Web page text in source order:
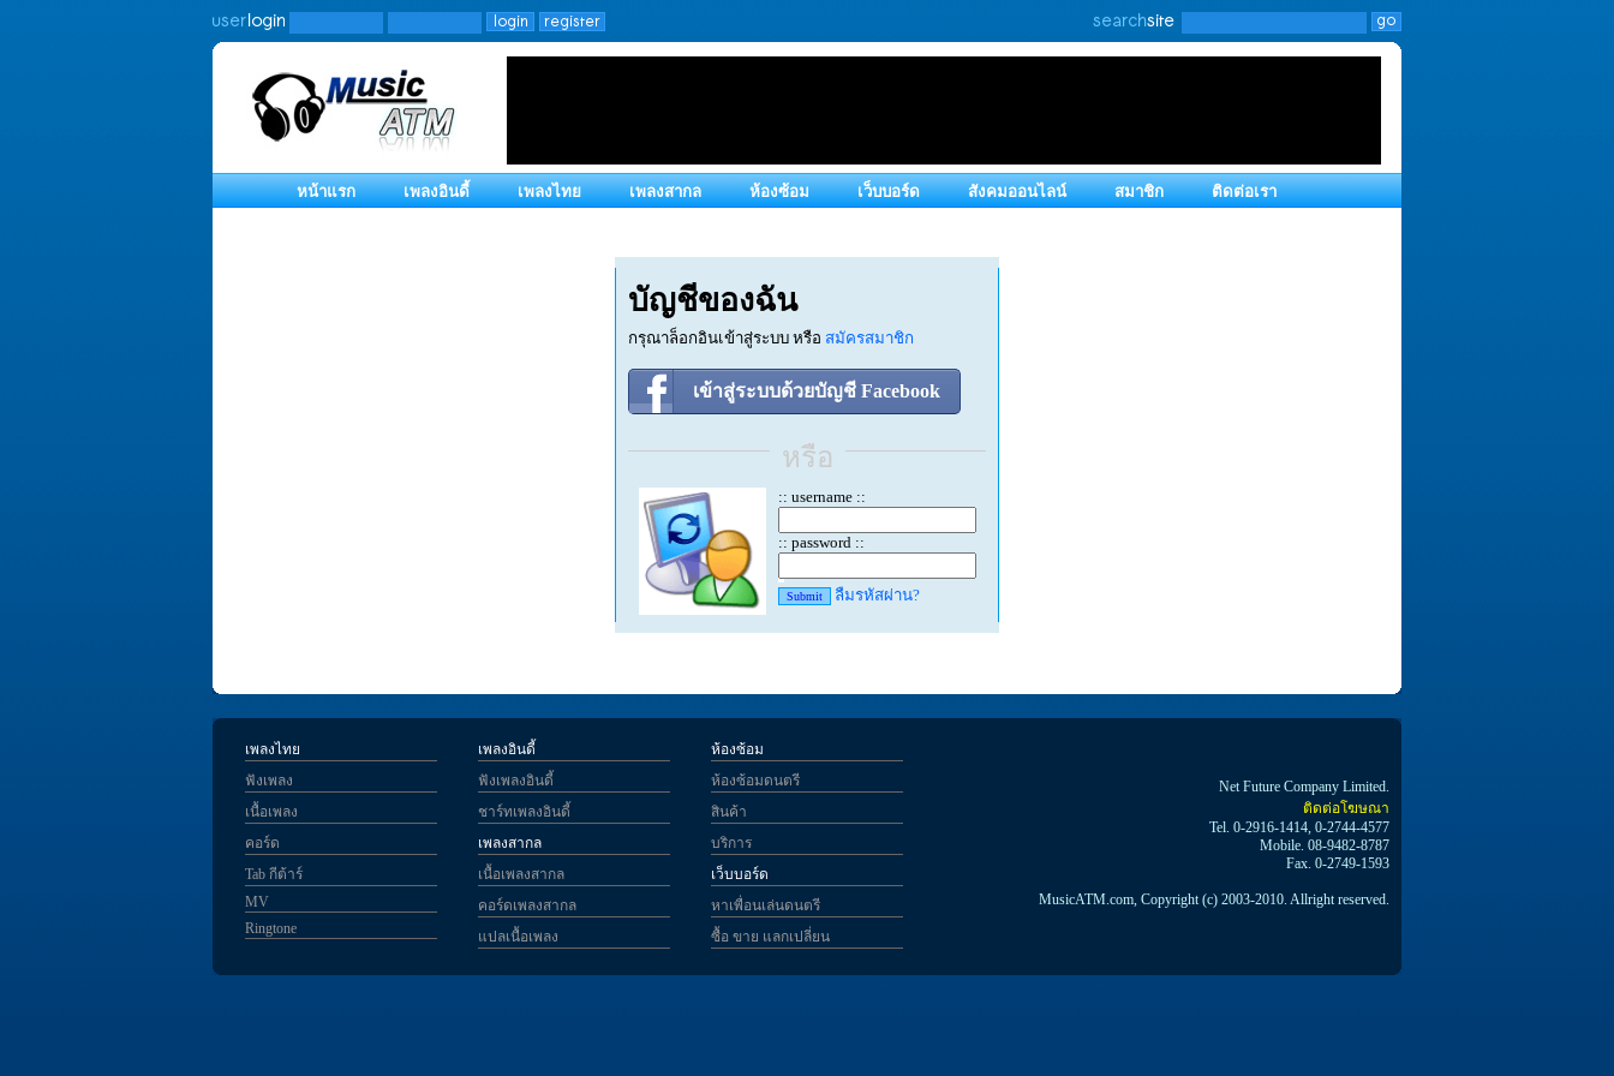
หน้าแรก เพลงอินดี้ เพลงไทย เพลงสากล ห้องซ้อม เว็บบอร์ด สังคมออนไลน์ สมาชิก ติดต่อเรา
บัญชีของฉัน
กรุณาล็อกอินเข้าสู่ระบบ หรือ สมัครสมาชิก
เข้าสู่ระบบด้วยบัญชี Facebook
หรือ
:: username ::
:: password ::
ลืมรหัสผ่าน?
เพลงไทย
ฟังเพลง
เนื้อเพลง
คอร์ด
Tab กีต้าร์
MV
Ringtone
เพลงอินดี้
ฟังเพลงอินดี้
ชาร์ทเพลงอินดี้
เพลงสากล
เนื้อเพลงสากล
คอร์ดเพลงสากล
แปลเนื้อเพลง
ห้องซ้อม
ห้องซ้อมดนตรี
สินค้า
บริการ
เว็บบอร์ด
หาเพื่อนเล่นดนตรี
ซื้อ ขาย แลกเปลี่ยน
Net Future Company Limited.
ติดต่อโฆษณา
Tel. 0-2916-1414, 0-2744-4577
Mobile. 08-9482-8787
Fax. 0-2749-1593
MusicATM.com, Copyright (c) 2003-2010. Allright reserved.